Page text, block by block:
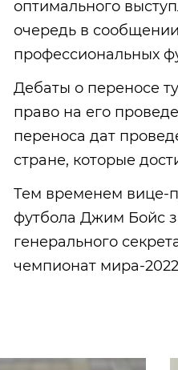
оптимального
очередь в
профессиональных
Дебаты о переносе
право на его
переноса дат
стране, которые
Тем временем вице-
футбола Джим Бойс
генерального
чемпионат мира-